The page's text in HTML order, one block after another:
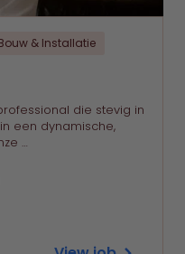
& Installatie
die stevig in
een dynamische,
…